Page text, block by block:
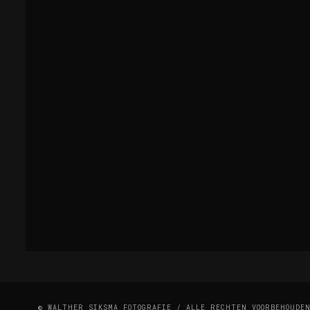
© WALTHER SIKSMA FOTOGRAFIE / ALLE RECHTEN VOORBEHOUDEN